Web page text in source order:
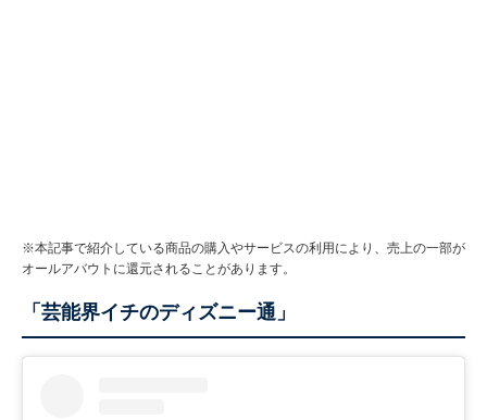
※本記事で紹介している商品の購入やサービスの利用により、売上の一部が
オールアバウトに還元されることがあります。
「芸能界イチのディズニー通」